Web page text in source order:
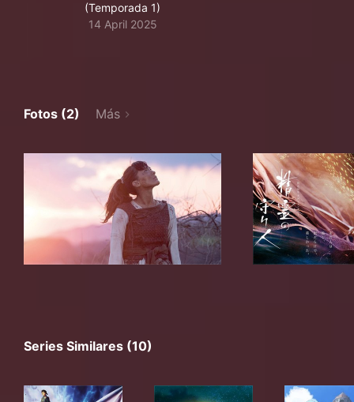
(Temporada 1)
14 April 2025
Fotos (2) Más
Series Similares (10)